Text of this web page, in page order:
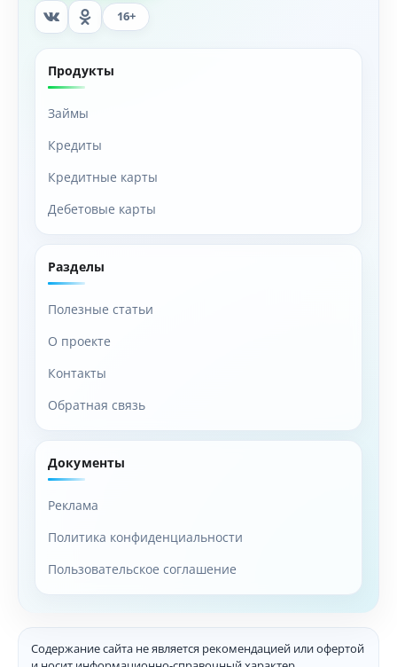
16+
Продукты
Займы
Кредиты
Кредитные карты
Дебетовые карты
Разделы
Полезные статьи
О проекте
Контакты
Обратная связь
Документы
Реклама
Политика конфиденциальности
Пользовательское соглашение
Содержание сайта не является рекомендацией или офертой